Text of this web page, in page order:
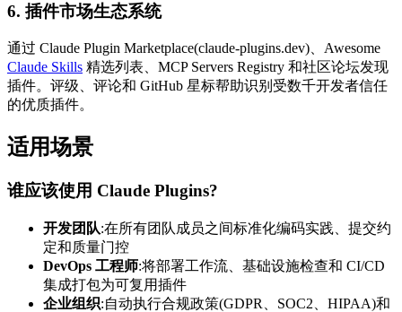
6. 插件市场生态系统
通过 Claude Plugin Marketplace(claude-plugins.dev)、Awesome
Claude Skills 精选列表、MCP Servers Registry 和社区论坛发现
插件。评级、评论和 GitHub 星标帮助识别受数千开发者信任
的优质插件。
适用场景
谁应该使用 Claude Plugins?
开发团队:在所有团队成员之间标准化编码实践、提交约
定和质量门控
DevOps 工程师:将部署工作流、基础设施检查和 CI/CD
集成打包为可复用插件
企业组织:自动执行合规政策(GDPR、SOC2、HIPAA)和